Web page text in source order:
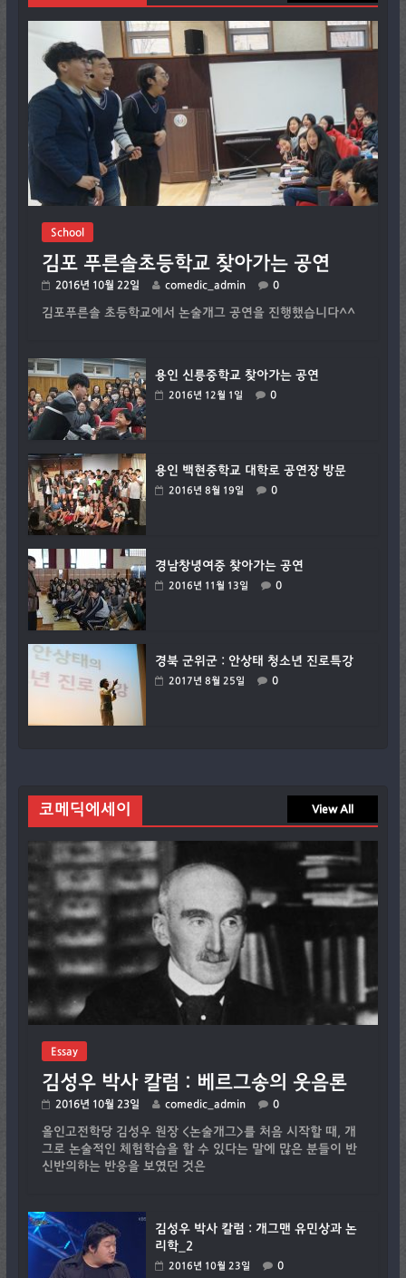
School
김포 푸른솔초등학교 찾아가는 공연
2016년 10월 22일 comedic_admin 0
김포푸른솔 초등학교에서 논술개그 공연을 진행했습니다^^
용인 신릉중학교 찾아가는 공연
2016년 12월 1일 0
용인 백현중학교 대학로 공연장 방문
2016년 8월 19일 0
경남창녕여중 찾아가는 공연
2016년 11월 13일 0
경북 군위군 : 안상태 청소년 진로특강
2017년 8월 25일 0
코메딕에세이 View All
Essay
김성우 박사 칼럼 : 베르그송의 웃음론
2016년 10월 23일 comedic_admin 0
올인고전학당 김성우 원장 <논술개그>를 처음 시작할 때, 개
그로 논술적인 체험학습을 할 수 있다는 말에 많은 분들이 반
신반의하는 반응을 보였던 것은
김성우 박사 칼럼 : 개그맨 유민상과 논
리학_2
2016년 10월 23일 0